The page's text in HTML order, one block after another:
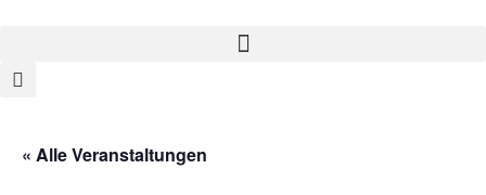
« Alle Veranstaltungen